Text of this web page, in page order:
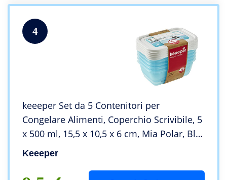
4
keeeper Set da 5 Contenitori per
Congelare Alimenti, Coperchio Scrivibile, 5
x 500 ml, 15,5 x 10,5 x 6 cm, Mia Polar, Blu
ghiaccio Trasparente
Keeeper